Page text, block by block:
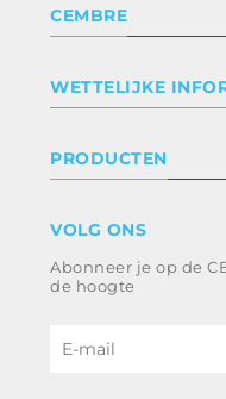
CEMBRE
Certificeringen
Werken bij ons
WETTELIJKE
Algemene
Klokkenluiden
Ethische code en
PRODUCTEN
Energie en
B2B Disclaimer
VOLG ONS
Abonneer je op de
de hoogte